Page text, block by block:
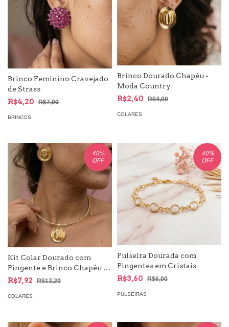
Brinco Feminino Cravejado
de Strass
R$4,20
R$7,00
BRINCOS
Brinco Dourado Chapéu -
Moda Country
R$2,40
R$4,00
COLARES
40%
OFF
Kit Colar Dourado com
Pingente e Brinco Chapéu -
Country
R$7,92 R$13,20
COLARES
40%
OFF
Pulseira Dourada com
Pingentes em Cristais
R$3,60
R$6,00
PULSEIRAS